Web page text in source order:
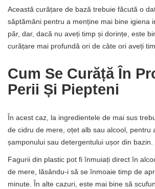
Această curățare de bază trebuie făcută o
săptămâni pentru a menține mai bine igiena
păr, dar, dacă nu aveți timp și dorințe, este
curățare mai profundă ori de câte ori aveți
Cum Se Curăță În
Perii Și Piepteni
În acest caz, la ingredientele de mai sus
de cidru de mere, oțet alb sau alcool, pentru
șamponului sau detergentului ușor din bazin.
Fagurii din plastic pot fi înmuiați direct în
de mere, lăsându-i să se înmoaie timp de
minute. În alte cazuri, este mai bine să